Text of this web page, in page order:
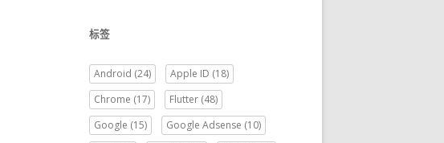
标签
Android (24) Apple ID (18)
Chrome (17) Flutter (48)
Google (15) Google Adsense (10)